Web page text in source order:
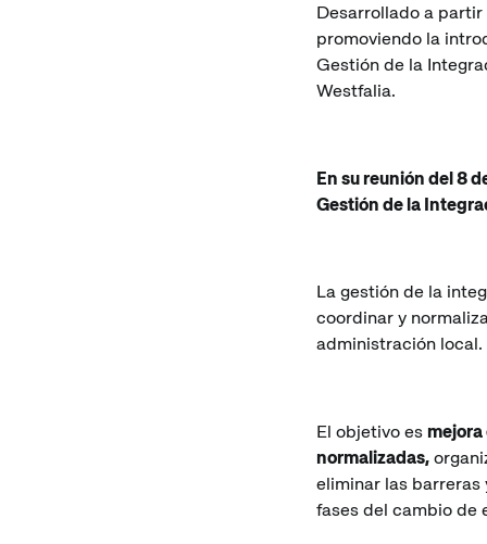
Desarrollado a
promoviendo la
Gestión de la
Westfalia.
En su reunión del 8
Gestión de la
La gestión de la
coordinar y
administración local.
El objetivo es
normalizadas,
eliminar las
fases del cambio de